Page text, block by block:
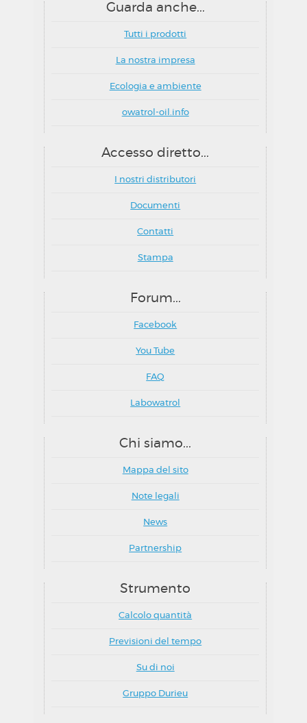
Guarda anche...
Tutti i prodotti
La nostra impresa
Ecologia e ambiente
owatrol-oil.info
Accesso diretto...
I nostri distributori
Documenti
Contatti
Stampa
Forum...
Facebook
You Tube
FAQ
Labowatrol
Chi siamo...
Mappa del sito
Note legali
News
Partnership
Strumento
Calcolo quantità
Previsioni del tempo
Su di noi
Gruppo Durieu